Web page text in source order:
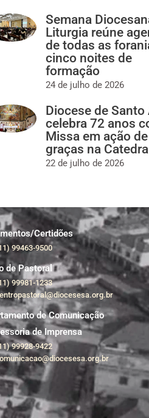
Semana
Liturgia reúne
de todas as
cinco noites de
formação
24 de julho de 2026
Diocese de Santo
celebra 72 anos
Missa em ação de
graças na Catedral
22 de julho de 2026
Certidões
99463-9500
de Pastoral
99981-1233
de Comunicação
de Imprensa
99928-9422